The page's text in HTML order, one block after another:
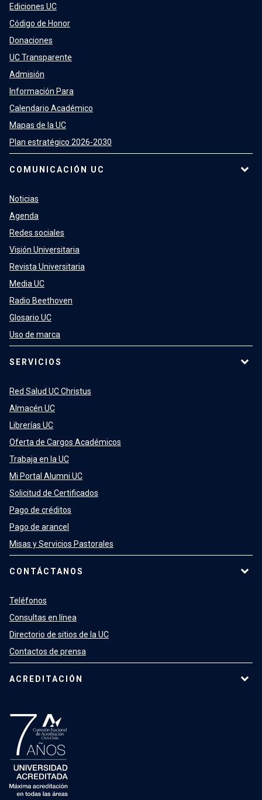
Ediciones UC
Código de Honor
Donaciones
UC Transparente
Admisión
Información Para
Calendario Académico
Mapas de la UC
Plan estratégico 2026-2030
COMUNICACIÓN UC
Noticias
Agenda
Redes sociales
Visión Universitaria
Revista Universitaria
Media UC
Radio Beethoven
Glosario UC
Uso de marca
SERVICIOS
Red Salud UC Christus
Almacén UC
Librerías UC
Oferta de Cargos Académicos
Trabaja en la UC
Mi Portal Alumni UC
Solicitud de Certificados
Pago de créditos
Pago de arancel
Misas y Servicios Pastorales
CONTÁCTANOS
Teléfonos
Consultas en línea
Directorio de sitios de la UC
Contactos de prensa
ACREDITACIÓN